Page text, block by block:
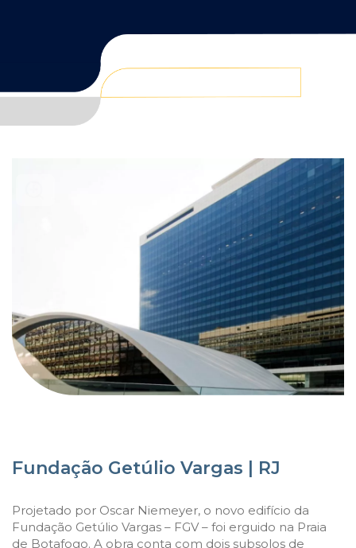
Fundação Getúlio Vargas | RJ
Projetado por Oscar Niemeyer, o novo edifício da
Fundação Getúlio Vargas – FGV – foi erguido na Praia
de Botafogo. A obra conta com dois subsolos de